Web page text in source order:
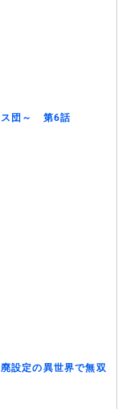
ス団～ 第6話
設定の異世界で無双